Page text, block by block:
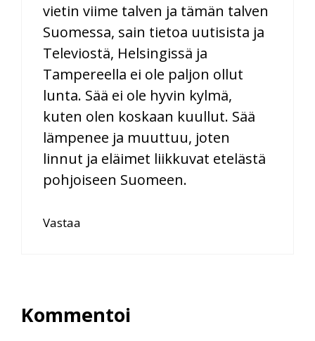
vietin viime talven ja tämän talven
Suomessa, sain tietoa uutisista ja
Televiostä, Helsingissä ja
Tampereella ei ole paljon ollut
lunta. Sää ei ole hyvin kylmä,
kuten olen koskaan kuullut. Sää
lämpenee ja muuttuu, joten
linnut ja eläimet liikkuvat etelästä
pohjoiseen Suomeen.
Vastaa
Kommentoi